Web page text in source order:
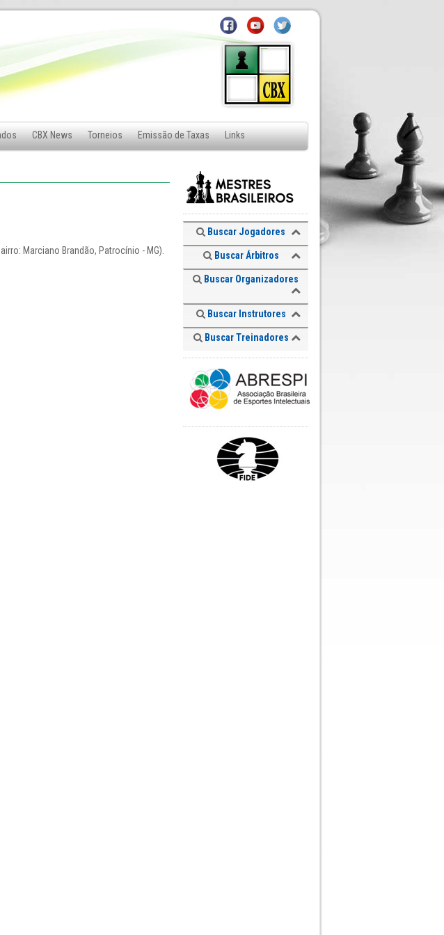
CBX News Torneios Emissão de Taxas Links
Marciano Brandão, Patrocínio - MG).
Buscar Jogadores
Buscar Árbitros
Buscar Organizadores
Buscar Instrutores
Buscar Treinadores